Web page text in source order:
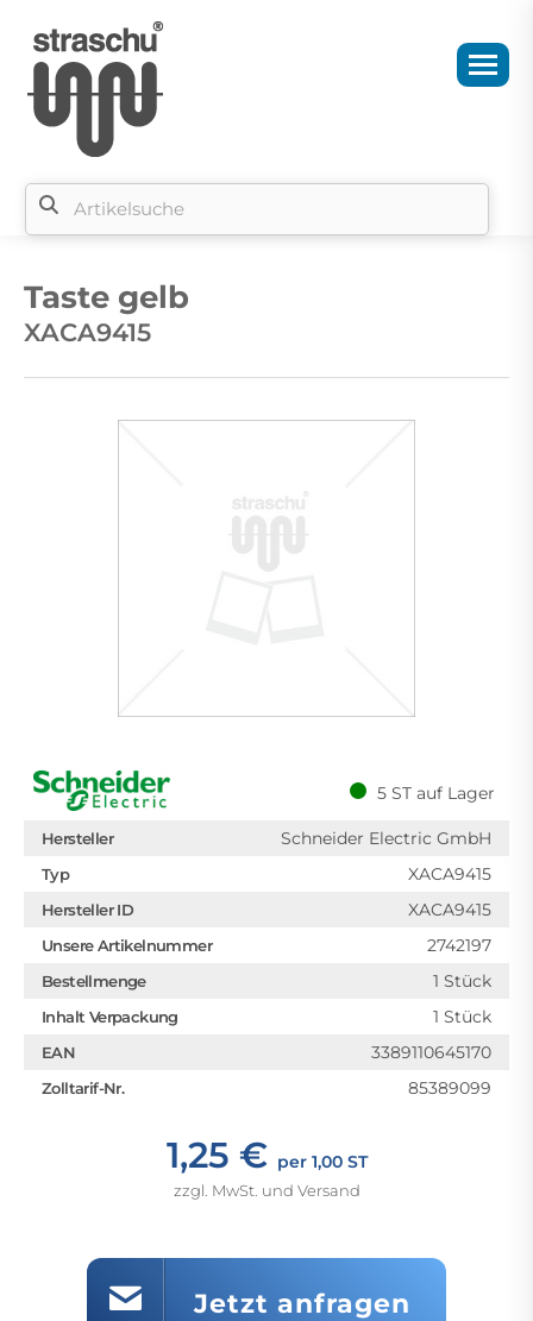
Taste gelb
XACA9415
5 ST auf Lager
Hersteller Schneider Electric GmbH
Typ XACA9415
Hersteller ID XACA9415
Unsere Artikelnummer 2742197
Bestellmenge 1 Stück
Inhalt Verpackung 1 Stück
EAN 3389110645170
Zolltarif-Nr. 85389099
1,25 € per 1,00 ST
zzgl. MwSt. und Versand
Jetzt anfragen